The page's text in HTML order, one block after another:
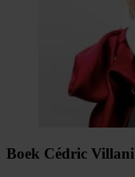
Boek Cédric Villani